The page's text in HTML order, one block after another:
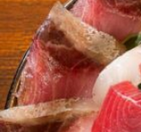
니쿠바르 뇽뇨고（
관련된 요리를 변형
고로(많이) 호타테(
（Grilled Scallop
(조개)미소야끼(된장
지는 향토 요리입니
풀어진 된장에 해산
『카이(조개)미소야